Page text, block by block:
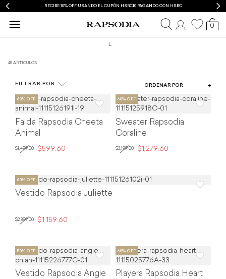
RECIBE 10% OFF USANDO EL CUPÓN HSBC10 PAGANDO CON HSBC
0
L
45 ARTÍCULOS
FILTRAR POR
ROPA
ORDENAR POR
Falda Rapsodia Cheeta
Animal
$1,499.00 $599.60
Sweater Rapsodia
Coraline
$3,199.00 $1,279.60
Vestido Rapsodia Juliette
$2,899.00 $1,159.60
Vestido Rapsodia Angie
Playera Rapsodia Heart